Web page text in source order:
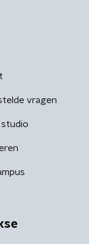
vragen
studio